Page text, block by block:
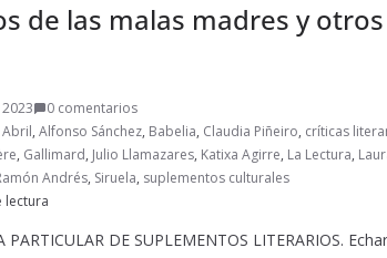
de las malas madres y
0 comentarios
Abril, Alfonso Sánchez, Babelia, Claudia Piñeiro, críticas
, Gallimard, Julio Llamazares, Katixa Agirre, La Lectura,
Andrés, Siruela, suplementos culturales
lectura
PARTICULAR DE SUPLEMENTOS LITERARIOS.